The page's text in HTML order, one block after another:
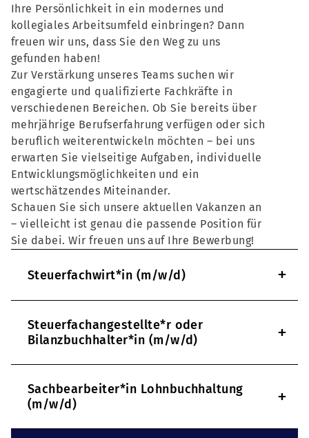
Ihre Persönlichkeit in ein modernes und
kollegiales Arbeitsumfeld einbringen? Dann
freuen wir uns, dass Sie den Weg zu uns
gefunden haben!
Zur Verstärkung unseres Teams suchen wir
engagierte und qualifizierte Fachkräfte in
verschiedenen Bereichen. Ob Sie bereits über
mehrjährige Berufserfahrung verfügen oder sich
beruflich weiterentwickeln möchten – bei uns
erwarten Sie vielseitige Aufgaben, individuelle
Entwicklungsmöglichkeiten und ein
wertschätzendes Miteinander.
Schauen Sie sich unsere aktuellen Vakanzen an
– vielleicht ist genau die passende Position für
Sie dabei. Wir freuen uns auf Ihre Bewerbung!
Steuerfachwirt*in (m/w/d) +
Steuerfachangestellte*r oder
Bilanzbuchhalter*in (m/w/d)
+
Sachbearbeiter*in Lohnbuchhaltung
(m/w/d)
+